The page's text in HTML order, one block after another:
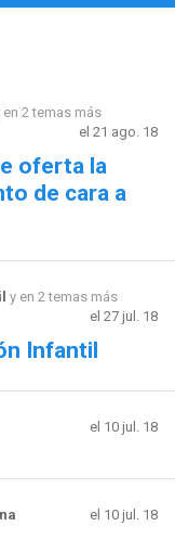
2 temas más
el 21 ago. 18
oferta la
de cara a
y en 2 temas más
el 27 jul. 18
Infantil
el 10 jul. 18
el 10 jul. 18